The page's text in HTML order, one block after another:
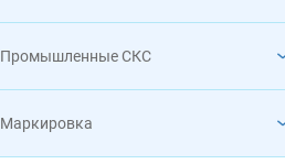
Промышленные СКС
Маркировка